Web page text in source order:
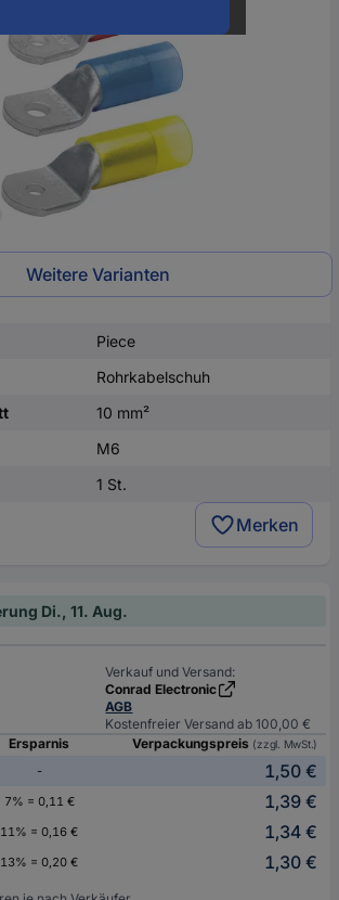
Weitere Varianten
Piece
Rohrkabelschuh
10 mm²
M6
1 St.
Merken
Di., 11. Aug.
Verkauf und Versand:
Conrad Electronic
AGB
Kostenfreier Versand ab 100,00 €
Ersparnis Verpackungspreis (zzgl. MwSt.)
-
1,50 €
7% = 0,11 €
1,39 €
11% = 0,16 €
1,34 €
13% = 0,20 € 1,30 €